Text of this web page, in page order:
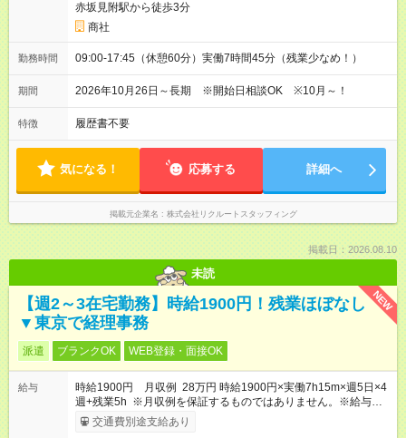
赤坂見附駅から徒歩3分
商社
勤務時間 09:00-17:45（休憩60分）実働7時間45分（残業少なめ！）
期間 2026年10月26日～長期 ※開始日相談OK ※10月～！
特徴 履歴書不要
気になる！ 応募する 詳細へ
掲載元企業名 株式会社リクルートスタッフィング
掲載日：2026.08.10
未読
NEW
【週2～3在宅勤務】時給1900円！残業ほぼなし
▼東京で経理事務
派遣 ブランクOK WEB登録・面接OK
給与
時給1900円 月収例 28万円 時給1900円×実働7h15m×週5日×4
週+残業5h ※月収例を保証するものではありません。※給与即受
取りサービス利用可（利用条件有）
交通費別途支給あり